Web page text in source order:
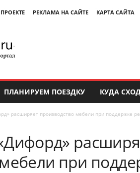
РЕКЛАМА НА САЙТЕ КАРТА САЙТА
ПЛАНИРУЕМ ПОЕЗДКУ КУДА
расширяет производство мебели при поддержке
при